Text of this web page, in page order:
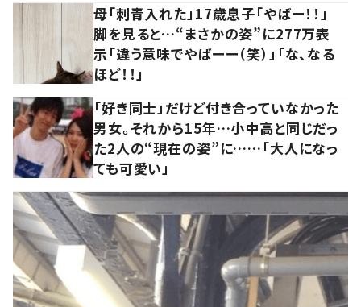
母「刺青入れた」17歳息子「やばー！！」
脚を見ると…“まさかの姿”に277万表
示「違う意味でやばーー（笑）」「な、なる
ほど！！」
「好き同士」だけど付き合っていなかった
男女。それから15年…小中高と同じだっ
た2人の“現在の姿”に……「大人になっ
ても可愛い」